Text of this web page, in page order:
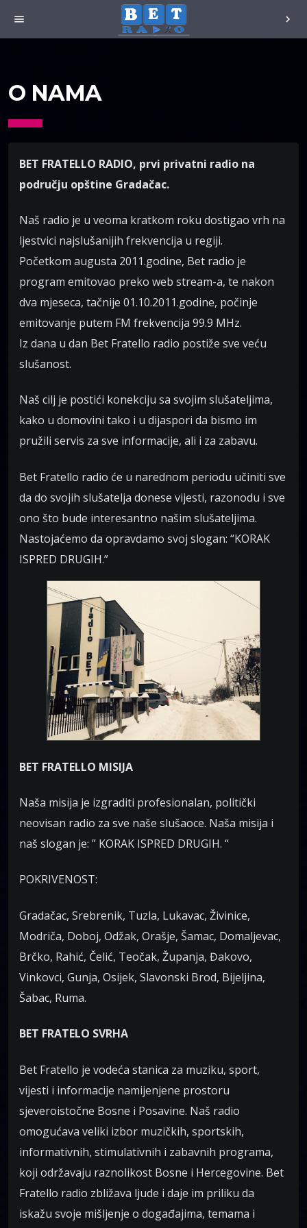
menu chevron_right
O NAMA
BET FRATELLO RADIO, prvi privatni radio na
području opštine Gradačac.
Naš radio je u veoma kratkom roku dostigao vrh na
ljestvici najslušanijih frekvencija u regiji.
Početkom augusta 2011.godine, Bet radio je
program emitovao preko web stream-a, te nakon
dva mjeseca, tačnije 01.10.2011.godine, počinje
emitovanje putem FM frekvencija 99.9 MHz.
Iz dana u dan Bet Fratello radio postiže sve veću
slušanost.
Naš cilj je postići konekciju sa svojim slušateljima,
kako u domovini tako i u dijaspori da bismo im
pružili servis za sve informacije, ali i za zabavu.
Bet Fratello radio će u narednom periodu učiniti sve
da do svojih slušatelja donese vijesti, razonodu i sve
ono što bude interesantno našim slušateljima.
Nastojaćemo da opravdamo svoj slogan: “KORAK
ISPRED DRUGIH.”
BET FRATELLO MISIJA
Naša misija je izgraditi profesionalan, politički
neovisan radio za sve naše slušaoce. Naša misija i
naš slogan je: ” KORAK ISPRED DRUGIH. “
POKRIVENOST:
Gradačac, Srebrenik, Tuzla, Lukavac, Živinice,
Modriča, Doboj, Odžak, Orašje, Šamac, Domaljevac,
Brčko, Rahić, Čelić, Teočak, Županja, Đakovo,
Vinkovci, Gunja, Osijek, Slavonski Brod, Bijeljina,
Šabac, Ruma.
BET FRATELO SVRHA
Bet Fratello je vodeća stanica za muziku, sport,
vijesti i informacije namijenjene prostoru
sjeveroistočne Bosne i Posavine. Naš radio
omogućava veliki izbor muzičkih, sportskih,
informativnih, stimulativnih i zabavnih programa,
koji održavaju raznolikost Bosne i Hercegovine. Bet
Fratello radio zbližava ljude i daje im priliku da
iskažu svoje mišljenje o događajima, temama i